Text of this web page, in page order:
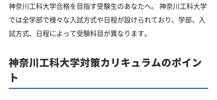
神奈川工科大学合格を目指す受験生のあなたへ。 神奈川工科大学
では全学部で様々な入試方式や日程が設けられており、学部、入
試方式、日程によって受験科目が異なります。
神奈川工科大学対策カリキュラムのポイン
ト